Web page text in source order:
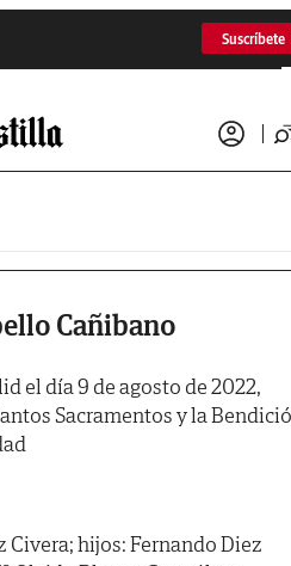
Suscríbete
Cañibano
el día 9 de agosto de 2022,
Sacramentos y la
Civera; hijos: Fernando Diez